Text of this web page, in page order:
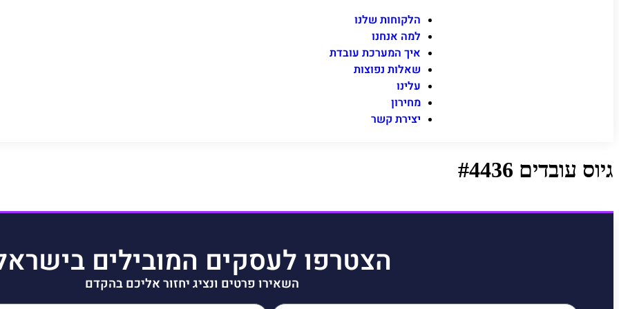
הלקוחות שלנו
למה אנחנו
איך המערכת עובדת
שאלות נפוצות
עלינו
מחירון
יצירת קשר
גיוס עובדים #4436
הצטרפו לעסקים המובילים
השאירו פרטים ונציג יחזור אליכם בהקדם